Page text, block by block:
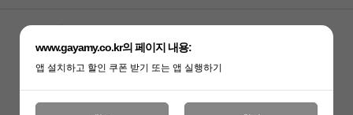
[캠핑문]블랙 멀티테이블 플레이트2
www.gayamy.co.kr의 페이지 내용:
앱 설치하고 할인 쿠폰 받기 또는 앱 실행하기